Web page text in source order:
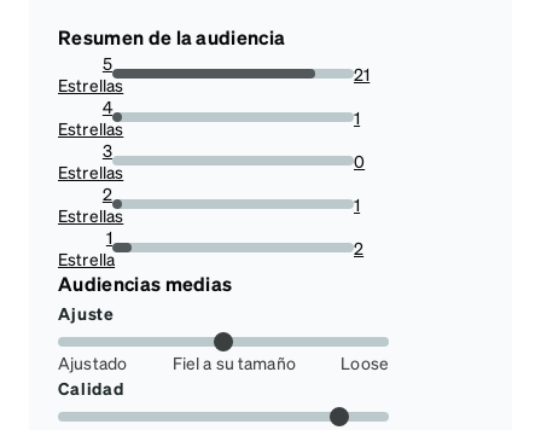
Resumen de la audiencia
5
Estrellas
84%
21
4
Estrellas
4%
1
3
Estrellas
0%
0
2
Estrellas
4%
1
1
Estrella8%
2
Audiencias medias
Ajuste
Ajustado Fiel a su tamaño
Loose
Calidad